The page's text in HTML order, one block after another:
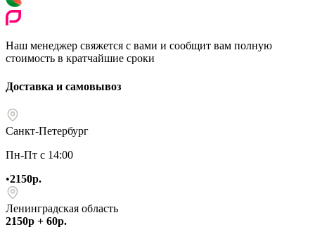
Наш менеджер свяжется с вами и сообщит вам полную
стоимость в кратчайшие сроки
Доставка и самовывоз
Санкт-Петербург
Пн-Пт с 14:00
•2150р.
Ленинградская область
2150р + 60р.